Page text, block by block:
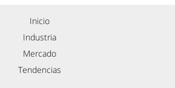
Inicio
Industria
Mercado
Tendencias